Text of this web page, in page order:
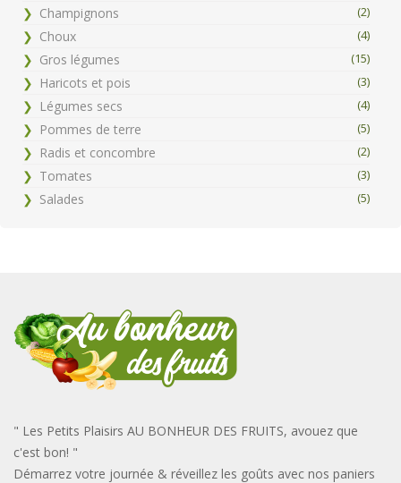
Champignons (2)
Choux (4)
Gros légumes (15)
Haricots et pois (3)
Légumes secs (4)
Pommes de terre (5)
Radis et concombre (2)
Tomates (3)
Salades (5)
" Les Petits Plaisirs AU BONHEUR DES FRUITS, avouez que
c'est bon! "
Démarrez votre journée & réveillez les goûts avec nos paniers